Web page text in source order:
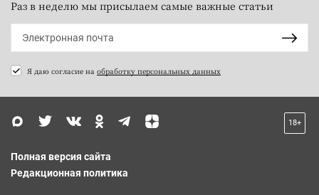
Раз в неделю мы присылаем самые важные статьи
Я даю согласие на обработку персональных данных
18+
Полная версия сайта
Редакционная политика